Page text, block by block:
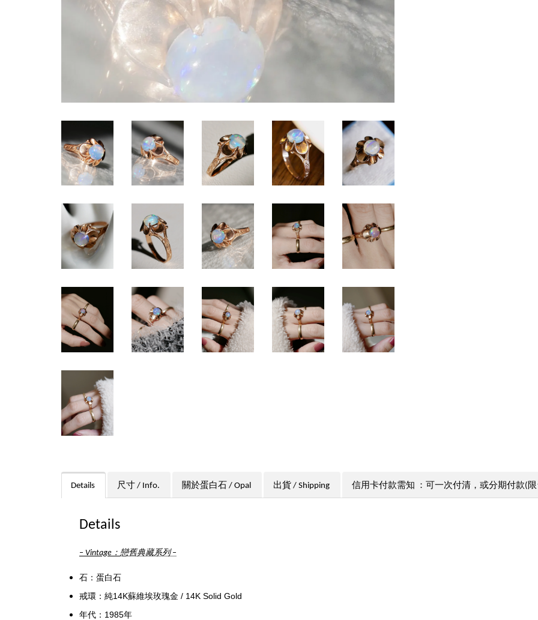
Details 尺寸 / Info. 關於蛋白石 / Opal 出貨 / Shipping 信用卡付款需知 ：可一次付清，或分期付款(
Details
– Vintage ： 戀舊典藏系列–
石：蛋白石
戒環 ：純14K蘇維埃玫瑰金 / 14K Solid Gold
年代：1985年